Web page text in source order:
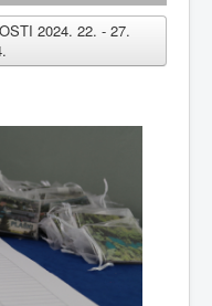
2024. 22. - 27.